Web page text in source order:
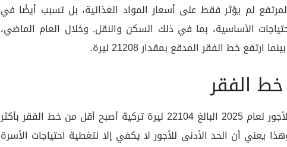
لم يؤثر فقط على أسعار المواد الغذائية، بل تسبب أيضًا في
الأساسية، بما في ذلك السكن والنقل. وخلال العام الماضي،
خط الفقر
وفقًا لبيانات كامو-أر، فإن الحد الأدنى للأجور لعام 2025 البالغ 22104 ليرة تركية أصبح أقل من خط الفقر بأكثر
وهذا يعني أن الحد الأدنى للأجور لا يكفي إلا لتغطية احتياجات الأسرة